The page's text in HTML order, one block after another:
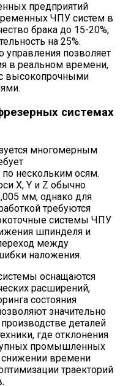
предприятий
ЧПУ систем в
брака до 15-20%,
на 25%.
управления позволяет
в реальном времени,
высокопрочными
системах
многомерным
нескольким осям.
X, Y и Z обычно
мм, однако для
требуются
системы ЧПУ
шпинделя и
между
наложения.
оснащаются
расширений,
состояния
значительно
деталей
где отклонения
промышленных
снижении времени
траекторий